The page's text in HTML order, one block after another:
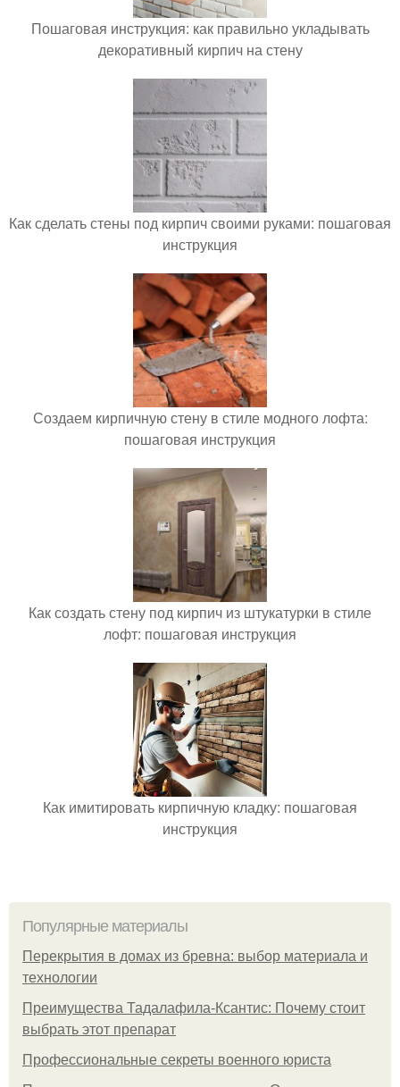
Пошаговая инструкция: как правильно укладывать
декоративный кирпич на стену
Как сделать стены под кирпич своими руками: пошаговая
инструкция
Создаем кирпичную стену в стиле модного лофта:
пошаговая инструкция
Как создать стену под кирпич из штукатурки в стиле
лофт: пошаговая инструкция
Как имитировать кирпичную кладку: пошаговая
инструкция
Популярные материалы
Перекрытия в домах из бревна: выбор материала и
технологии
Преимущества Тадалафила-Ксантис: Почему стоит
выбрать этот препарат
Профессиональные секреты военного юриста